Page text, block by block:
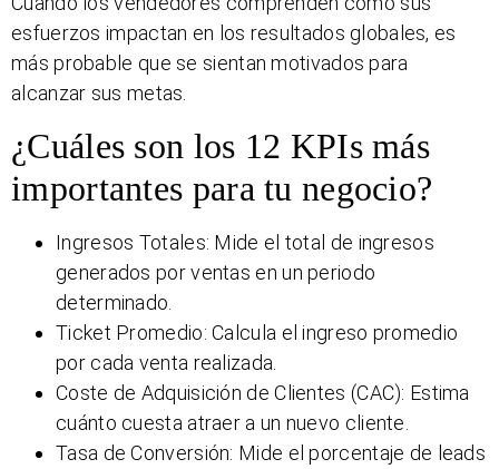
esfuerzos impactan en los resultados globales, es
más probable que se sientan motivados para
alcanzar sus metas.
¿Cuáles son los 12 KPIs más
importantes para tu negocio?
Ingresos Totales: Mide el total de ingresos
generados por ventas en un periodo
determinado.
Ticket Promedio: Calcula el ingreso promedio
por cada venta realizada.
Coste de Adquisición de Clientes (CAC): Estima
cuánto cuesta atraer a un nuevo cliente.
Tasa de Conversión: Mide el porcentaje de leads